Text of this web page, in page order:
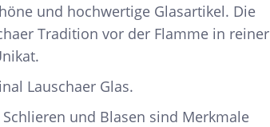
und hochwertige Glasartikel. Die
Tradition vor der Flamme in reiner
Lauschaer Glas.
und Blasen sind Merkmale